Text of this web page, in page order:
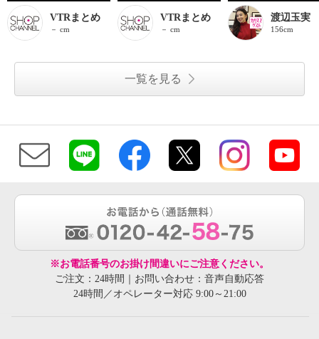
VTRまとめ
－ cm
VTRまとめ
－ cm
渡辺玉実
156cm
一覧を見る
※お電話番号のお掛け間違いにご注意ください。
ご注文：24時間｜お問い合わせ：音声自動応答
24時間／オペレーター対応 9:00～21:00